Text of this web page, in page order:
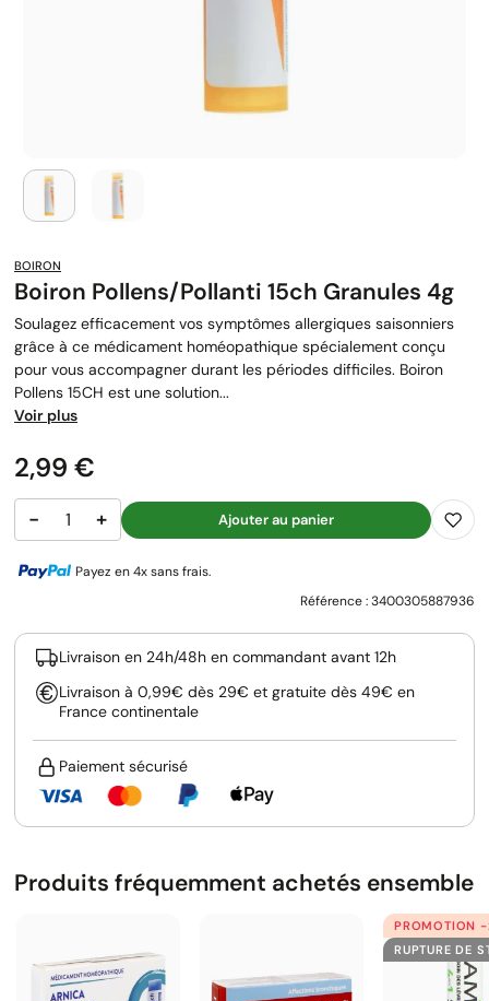
BOIRON
Boiron Pollens/pollanti 15ch Granules 4g
Soulagez efficacement vos symptômes allergiques saisonniers
grâce à ce médicament homéopathique spécialement conçu
pour vous accompagner durant les périodes difficiles. Boiron
Pollens 15CH est une solution...
Voir plus
Prix
2,99 €
− + Ajouter au panier
Payez en 4x sans frais.
Référence :3400305887936
Livraison en 24h/48h en commandant avant 12h
Livraison à 0,99€ dès 29€ et gratuite dès 49€ en
France continentale
Paiement sécurisé
Produits fréquemment achetés ensemble
PROMOTION
RUPTURE DE